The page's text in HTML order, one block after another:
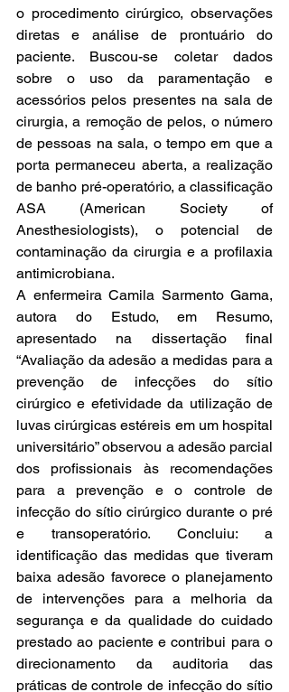
o procedimento cirúrgico, observações
diretas e análise de prontuário do
paciente. Buscou-se coletar dados
sobre o uso da paramentação e
acessórios pelos presentes na sala de
cirurgia, a remoção de pelos, o número
de pessoas na sala, o tempo em que a
porta permaneceu aberta, a realização
de banho pré-operatório, a classificação
ASA (American Society of
Anesthesiologists), o potencial de
contaminação da cirurgia e a profilaxia
antimicrobiana.
A enfermeira Camila Sarmento Gama,
autora do Estudo, em Resumo,
apresentado na dissertação final
“Avaliação da adesão a medidas para a
prevenção de infecções do sítio
cirúrgico e efetividade da utilização de
luvas cirúrgicas estéreis em um hospital
universitário” observou a adesão parcial
dos profissionais às recomendações
para a prevenção e o controle de
infecção do sítio cirúrgico durante o pré
e transoperatório. Concluiu: a
identificação das medidas que tiveram
baixa adesão favorece o planejamento
de intervenções para a melhoria da
segurança e da qualidade do cuidado
prestado ao paciente e contribui para o
direcionamento da auditoria das
práticas de controle de infecção do sítio